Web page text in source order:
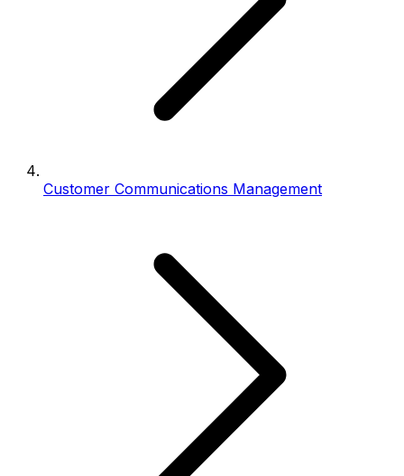
Customer Communications Management